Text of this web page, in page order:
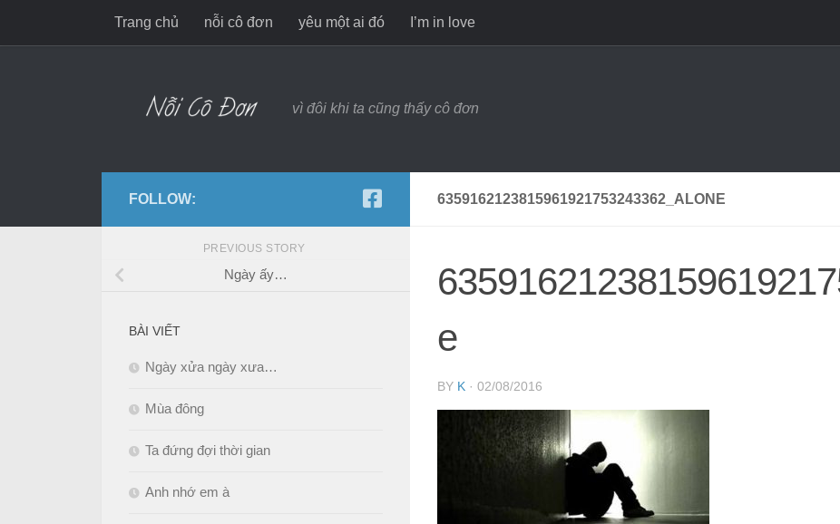
Skip to contentTrang chủ nỗi cô đơn yêu một ai đó I’m in love
vì đôi khi ta cũng thấy cô đơn
6359162123815961921753243362_ALONE
e
BY K · 02/08/2016
FOLLOW:
PREVIOUS STORY
Ngày ấy…
BÀI VIẾT
Ngày xửa ngày xưa…
Mùa đông
Ta đứng đợi thời gian
Anh nhớ em à